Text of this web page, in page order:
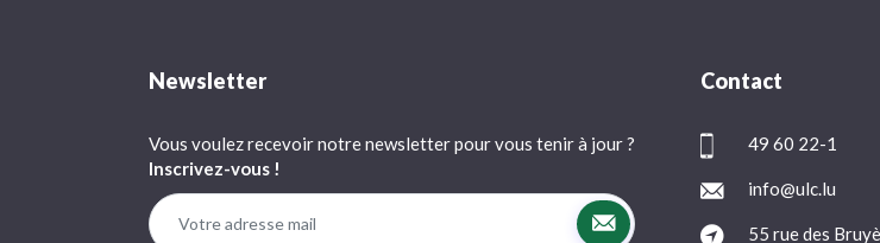
Newsletter
Vous voulez recevoir notre newsletter pour vous tenir à jour ?
Inscrivez-vous !
Contact
49 60 22-1
info@ulc.lu
55 rue des